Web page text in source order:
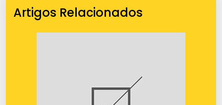
Artigos Relacionados